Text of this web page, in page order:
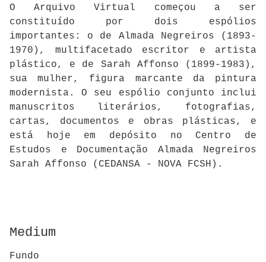
O Arquivo Virtual começou a ser
constituído por dois espólios
importantes: o de Almada Negreiros (1893-
1970), multifacetado escritor e artista
plástico, e de Sarah Affonso (1899-1983),
sua mulher, figura marcante da pintura
modernista. O seu espólio conjunto inclui
manuscritos literários, fotografias,
cartas, documentos e obras plásticas, e
está hoje em depósito no Centro de
Estudos e Documentação Almada Negreiros
Sarah Affonso (CEDANSA - NOVA FCSH).
Medium
Fundo